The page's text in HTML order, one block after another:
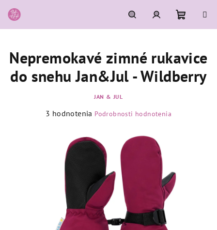
na
obsah
HľadaťPrihlásenie
košík
Nepremokavé zimné rukavice
do snehu Jan&Jul - Wildberry
JAN & JUL
Priemerné
hviezdičiek.
3 hodnotenia Podrobnosti hodnotenia